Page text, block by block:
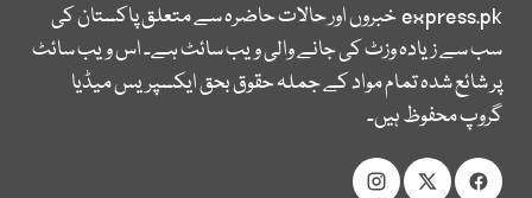
express.pkخبروں اور حالات حاضرہ سے متعلق پاکستان کی
سب سے زیادہ وزٹ کی جانے والی ویب سائٹ ہے۔ اس ویب سائٹ
پر شائع شدہ تمام مواد کے جملہ حقوق بحق ایکسپریس میڈیا
گروپ محفوظ ہیں۔